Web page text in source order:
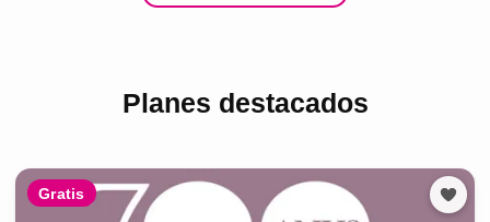
Planes destacados
Gratis